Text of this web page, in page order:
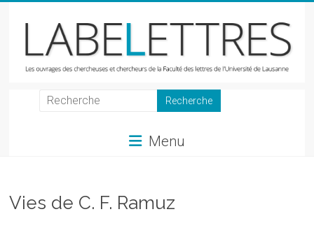
LabeLettres
et
chercheurs
Menu
Vies de C. F. Ramuz